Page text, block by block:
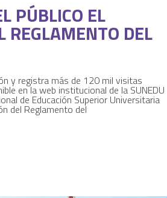
PÚBLICO EL
REGLAMENTO DEL
y registra más de 120 mil visitas
en la web institucional de la SUNEDU
de Educación Superior Universitaria
del Reglamento del